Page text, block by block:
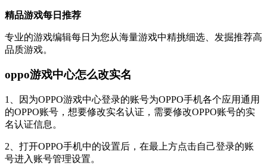
精品游戏每日推荐
专业的游戏编辑每日为您从海量游戏中精挑细选、发掘推荐高
品质游戏。
oppo游戏中心怎么改实名
1、因为OPPO游戏中心登录的账号为OPPO手机各个应用通用
的OPPO账号，想要修改实名认证，需要修改OPPO账号的实
名认证信息。
2、打开OPPO手机中的设置后，在最上方点击自己登录的账
号进入账号管理设置。